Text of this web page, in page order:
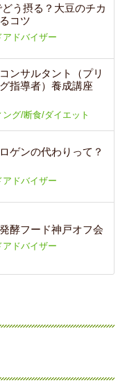
う摂る？大豆のチカ
コツ
ドバイザー
ンサルタント（プリ
指導者）養成講座
ング/断食/ダイエット
ゲンの代わりって？
ドバイザー
酵フード神戸オフ会
ドバイザー